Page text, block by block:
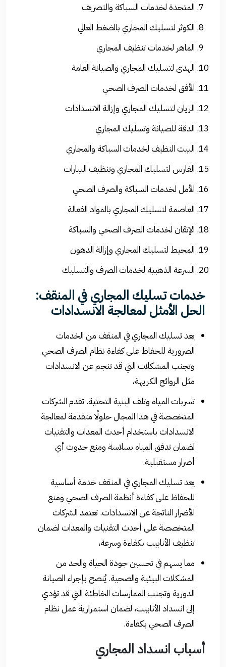
المتحدة لخدمات السباكة والتصريف
الكوثر لتسليك المجاري بالضغط العالي
الماهر لخدمات تنظيف المجاري
الهدى لتسليك المجاري والصيانة العامة
الأفق لخدمات الصرف الصحي
الريان لتسليك المجاري وإزالة الانسدادات
الدقة للصيانة وتسليك المجاري
البيت النظيف لخدمات السباكة والمجاري
الفارس لتسليك المجاري وتنظيف البيارات
الأمل لخدمات السباكة والصرف الصحي
العاصمة لتسليك المجاري بالمواد الفعالة
الإتقان لخدمات الصرف الصحي والسباكة
المحيط لتسليك المجاري وإزالة الدهون
السرعة الذهبية لخدمات الصرف والتسليك
خدمات تسليك المجاري في المنقف:
الحل الأمثل لمعالجة الانسدادات
يعد تسليك المجاري في المنقف من الخدمات
الضرورية للحفاظ على كفاءة نظام الصرف الصحي
وتجنب المشكلات التي قد تنجم عن الانسدادات
مثل الروائح الكريهة،
تسربات المياه وتلف البنية التحتية. تقدم الشركات
المتخصصة في هذا المجال حلولًا متقدمة لمعالجة
الانسدادات باستخدام أحدث المعدات والتقنيات
لضمان تدفق المياه بسلاسة ومنع حدوث أي
أضرار مستقبلية.
يعد تسليك المجاري في المنقف خدمة أساسية
للحفاظ على كفاءة أنظمة الصرف الصحي ومنع
الأضرار الناتجة عن الانسدادات. تعتمد الشركات
المتخصصة على أحدث التقنيات والمعدات لضمان
تنظيف الأنابيب بكفاءة وسرعة،
مما يسهم في تحسين جودة الحياة والحد من
المشكلات البيئية والصحية. يُنصح بإجراء الصيانة
الدورية وتجنب الممارسات الخاطئة التي قد تؤدي
إلى انسداد الأنابيب، لضمان استمرارية عمل نظام
الصرف الصحي بكفاءة.
أسباب انسداد المجاري